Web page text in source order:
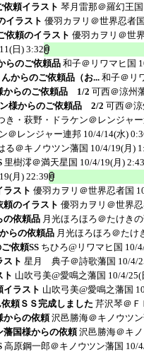
依頼イラスト 琴月雷那＠羅幻王国
イラスト 優羽カヲリ＠世界忍者
依頼のイラスト 優羽カヲリ＠世
日) 3:32
らのご依頼品 和子＠リワマヒ国
からのご依頼品（お... 和子＠リ
からのご依頼品 1/2 可西＠涼州
様からのご依頼品 2/2 可西＠
き・萩野・ドラケン＠レンジャ
＠レンジャー連邦 10/4/14(水)
る＠キノウツン藩国 10/4/19(月)
里樹澪＠満天星国 10/4/19(月) 2:43
月) 22:39
スト 優羽カヲリ＠世界忍者国
のイラスト 優羽カヲリ＠世界
の依頼品 月光ほろほろ＠たけき
らの依頼品 月光ほろほろ＠たけ
依頼SS ちひろ@リワマヒ国 10/
スト 星月 典子＠詩歌藩国 10/4/
ト 山吹弓美@愛鳴之藩国 10/4/25(
イラスト 山吹弓美@愛鳴之藩国
頼ＳＳ完成しました 芹沢琴＠Ｆ
からの依頼 沢邑勝海＠キノウツ
藩国様からの依頼 沢邑勝海＠キ
高原鋼一郎＠キノウツン藩国 10/